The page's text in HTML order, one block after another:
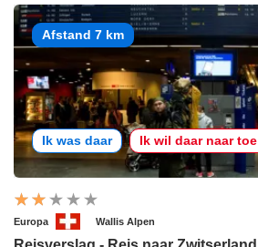
Afstand 7 km
Ik was daar Ik wil daar naar toe
Europa Wallis Alpen